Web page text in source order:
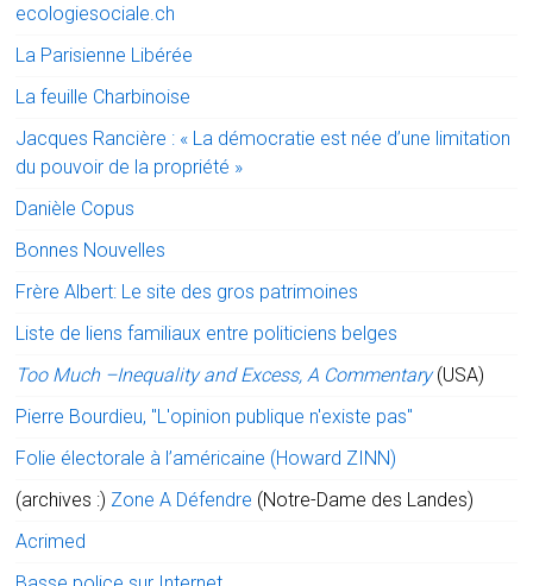
ecologiesociale.ch
La Parisienne Libérée
La feuille Charbinoise
Jacques Rancière : « La démocratie est née d’une limitation
du pouvoir de la propriété »
Danièle Copus
Bonnes Nouvelles
Frère Albert: Le site des gros patrimoines
Liste de liens familiaux entre politiciens belges
Too Much –Inequality and Excess, A Commentary (USA)
Pierre Bourdieu, "L'opinion publique n'existe pas"
Folie électorale à l’américaine (Howard ZINN)
(archives :) Zone A Défendre (Notre-Dame des Landes)
Acrimed